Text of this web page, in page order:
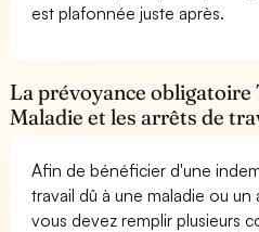
est plafonnée juste après.
La prévoyance obligatoire
Maladie et les arrêts de
Afin de bénéficier d'une
travail dû à une maladie ou
vous devez remplir plusieurs